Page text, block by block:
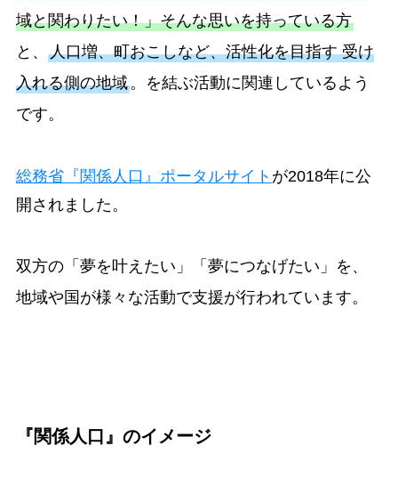
域と関わりたい！」そんな思いを持っている方
と、 人口増、町おこしなど、活性化を目指す 受け
入れる側の地域。を結ぶ活動に関連しているよう
です。
総務省『関係人口』ポータルサイト が2018年に公
開されました。
双方の「夢を叶えたい」「夢につなげたい」を、
地域や国が様々な活動で支援が行われています。
『関係人口』のイメージ